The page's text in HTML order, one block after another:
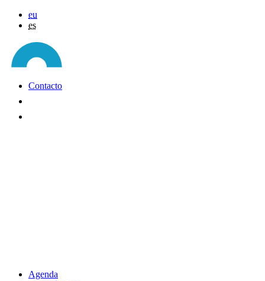
eu
es
Contacto
Agenda